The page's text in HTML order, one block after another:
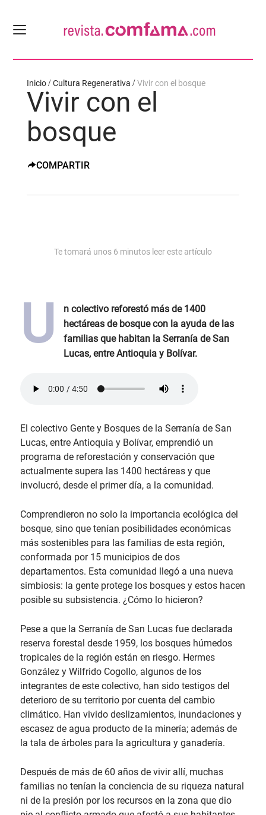
Inicio Cultura Regenerativa Vivir con el bosque
Vivir con el
bosque
COMPARTIR
Te tomará unos 6 minutos leer este artículo
U
n colectivo reforestó más de 1400
hectáreas de bosque con la ayuda de las
familias que habitan la Serranía de San
Lucas, entre Antioquia y Bolívar.
El colectivo Gente y Bosques de la Serranía de San
Lucas, entre Antioquia y Bolívar, emprendió un
programa de reforestación y conservación que
actualmente supera las 1400 hectáreas y que
involucró, desde el primer día, a la comunidad.
Comprendieron no solo la importancia ecológica del
bosque, sino que tenían posibilidades económicas
más sostenibles para las familias de esta región,
conformada por 15 municipios de dos
departamentos. Esta comunidad llegó a una nueva
simbiosis: la gente protege los bosques y estos hacen
posible su subsistencia. ¿Cómo lo hicieron?
Pese a que la Serranía de San Lucas fue declarada
reserva forestal desde 1959, los bosques húmedos
tropicales de la región están en riesgo. Hermes
González y Wilfrido Cogollo, algunos de los
integrantes de este colectivo, han sido testigos del
deterioro de su territorio por cuenta del cambio
climático. Han vivido deslizamientos, inundaciones y
escasez de agua producto de la minería; además de
la tala de árboles para la agricultura y ganadería.
Después de más de 60 años de vivir allí, muchas
familias no tenían la conciencia de su riqueza natural
ni de la presión por los recursos en la zona que dio